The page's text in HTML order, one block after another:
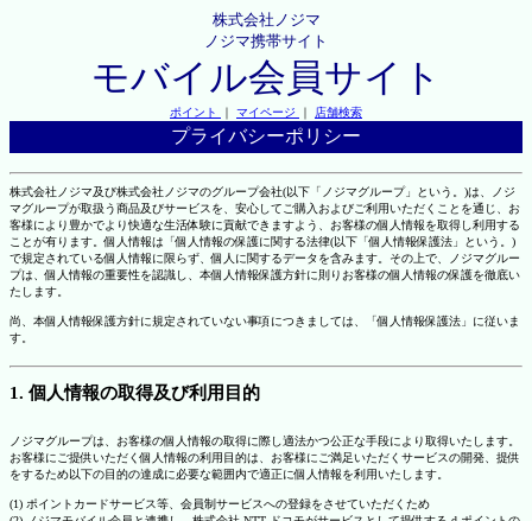
株式会社ノジマ
ノジマ携帯サイト
モバイル会員サイト
ポイント ｜ マイページ ｜ 店舗検索
プライバシーポリシー
株式会社ノジマ及び株式会社ノジマのグループ会社(以下「ノジマグループ」という。)は、ノジ
マグループが取扱う商品及びサービスを、安心してご購入およびご利用いただくことを通じ、お
客様により豊かでより快適な生活体験に貢献できますよう、お客様の個人情報を取得し利用する
ことが有ります。個人情報は「個人情報の保護に関する法律(以下「個人情報保護法」という。)
で規定されている個人情報に限らず、個人に関するデータを含みます。その上で、ノジマグルー
プは、個人情報の重要性を認識し、本個人情報保護方針に則りお客様の個人情報の保護を徹底い
たします。
尚、本個人情報保護方針に規定されていない事項につきましては、「個人情報保護法」に従いま
す。
1. 個人情報の取得及び利用目的
ノジマグループは、お客様の個人情報の取得に際し適法かつ公正な手段により取得いたします。
お客様にご提供いただく個人情報の利用目的は、お客様にご満足いただくサービスの開発、提供
をするため以下の目的の達成に必要な範囲内で適正に個人情報を利用いたします。
(1) ポイントカードサービス等、会員制サービスへの登録をさせていただくため